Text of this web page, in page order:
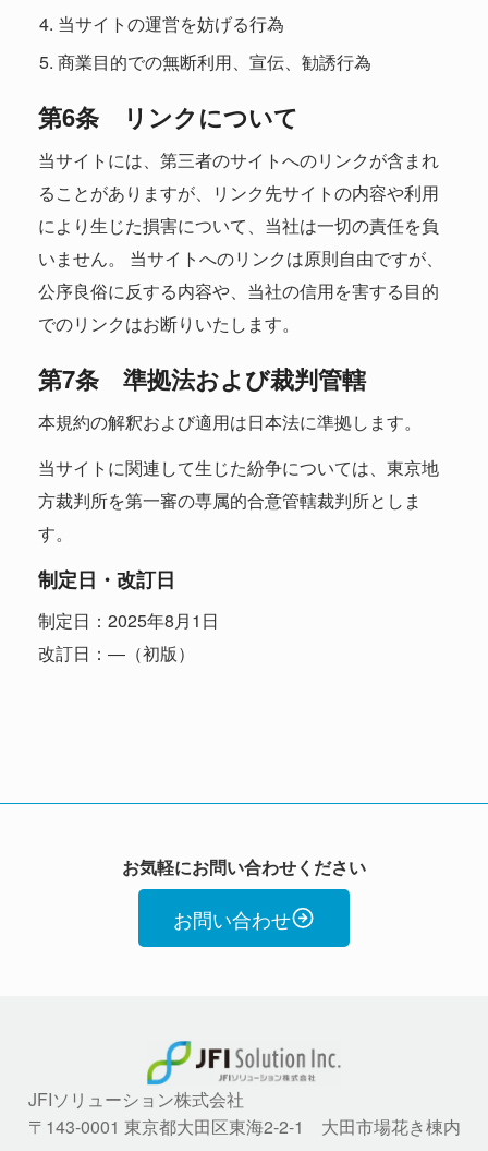
当サイトの運営を妨げる行為
商業目的での無断利用、宣伝、勧誘行為
第6条 リンクについて
当サイトには、第三者のサイトへのリンクが含まれ
ることがありますが、リンク先サイトの内容や利用
により生じた損害について、当社は一切の責任を負
いません。 当サイトへのリンクは原則自由ですが、
公序良俗に反する内容や、当社の信用を害する目的
でのリンクはお断りいたします。
第7条 準拠法および裁判管轄
本規約の解釈および適用は日本法に準拠します。
当サイトに関連して生じた紛争については、東京地
方裁判所を第一審の専属的合意管轄裁判所としま
す。
制定日・改訂日
制定日：2025年8月1日
改訂日：―（初版）
お気軽にお問い合わせください
お問い合わせ
JFIソリューション株式会社
〒143-0001 東京都大田区東海2-2-1 大田市場花き棟内